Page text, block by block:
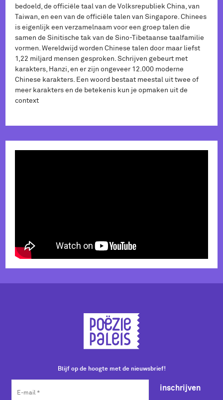
bedoeld, de officiële taal van de Volksrepubliek China, van
Taiwan, en een van de officiële talen van Singapore. Chinees
is eigenlijk een verzamelnaam voor een groep talen die
samen de Sinitische tak van de Sino-Tibetaanse taalfamilie
vormen. Wereldwijd worden Chinese talen door maar liefst
1,22 miljard mensen gesproken. Schrijven gebeurt met
karakters, Hanzi, en er zijn ongeveer 12.000 moderne
Chinese karakters. Een woord bestaat meestal uit twee of
meer karakters en de betekenis kun je opmaken uit de
context
Blijf op de hoogte met de nieuwsbrief!
inschrijven